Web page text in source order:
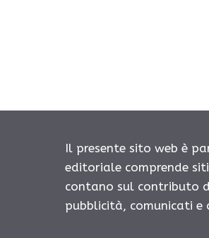
Il presente sito web è
editoriale comprende
contano sul contributo
pubblicità, comunicati